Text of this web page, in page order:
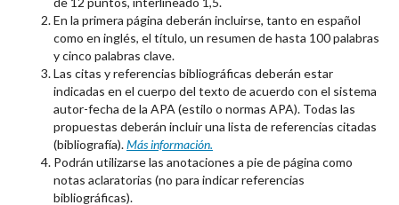
En la primera página deberán incluirse, tanto en español
como en inglés, el título, un resumen de hasta 100 palabras
y cinco palabras clave.
Las citas y referencias bibliográficas deberán estar
indicadas en el cuerpo del texto de acuerdo con el sistema
autor-fecha de la APA (estilo o normas APA). Todas las
propuestas deberán incluir una lista de referencias citadas
(bibliografía).Más información.
Podrán utilizarse las anotaciones a pie de página como
notas aclaratorias (no para indicar referencias
bibliográficas).